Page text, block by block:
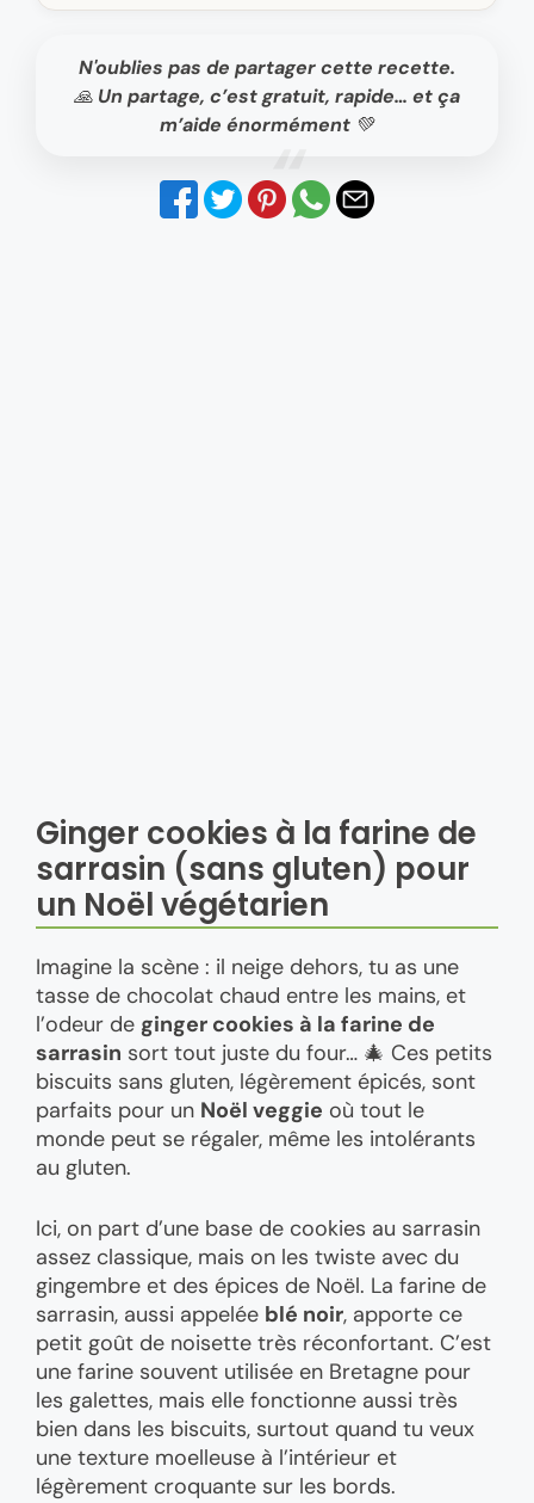
N'oublies pas de partager cette recette.
🙏 Un partage, c’est gratuit, rapide… et ça
m’aide énormément 💚
Ginger cookies à la farine de
sarrasin (sans gluten) pour
un Noël végétarien
Imagine la scène : il neige dehors, tu as une
tasse de chocolat chaud entre les mains, et
l’odeur de ginger cookies à la farine de
sarrasin sort tout juste du four… 🎄 Ces petits
biscuits sans gluten, légèrement épicés, sont
parfaits pour un Noël veggie où tout le
monde peut se régaler, même les intolérants
au gluten.
Ici, on part d’une base de cookies au sarrasin
assez classique, mais on les twiste avec du
gingembre et des épices de Noël. La farine de
sarrasin, aussi appelée blé noir, apporte ce
petit goût de noisette très réconfortant. C’est
une farine souvent utilisée en Bretagne pour
les galettes, mais elle fonctionne aussi très
bien dans les biscuits, surtout quand tu veux
une texture moelleuse à l’intérieur et
légèrement croquante sur les bords.